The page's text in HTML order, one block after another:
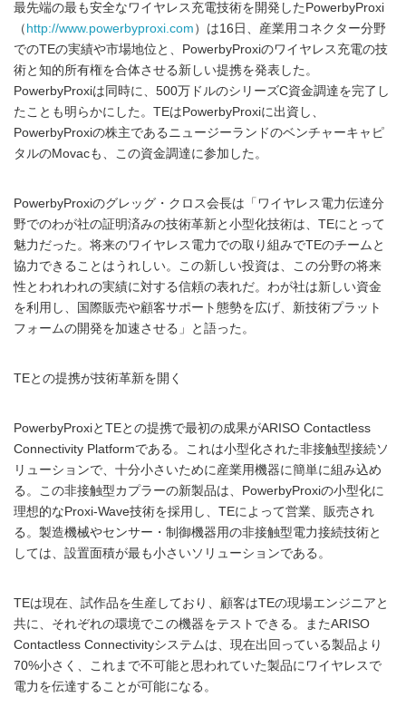
最先端の最も安全なワイヤレス充電技術を開発したPowerbyProxi
（ http://www.powerbyproxi.com ）は16日、産業用コネクター分野
でのTEの実績や市場地位と、PowerbyProxiのワイヤレス充電の技
術と知的所有権を合体させる新しい提携を発表した。
PowerbyProxiは同時に、500万ドルのシリーズC資金調達を完了し
たことも明らかにした。TEはPowerbyProxiに出資し、
PowerbyProxiの株主であるニュージーランドのベンチャーキャピ
タルのMovacも、この資金調達に参加した。
PowerbyProxiのグレッグ・クロス会長は「ワイヤレス電力伝達分
野でのわが社の証明済みの技術革新と小型化技術は、TEにとって
魅力だった。将来のワイヤレス電力での取り組みでTEのチームと
協力できることはうれしい。この新しい投資は、この分野の将来
性とわれわれの実績に対する信頼の表れだ。わが社は新しい資金
を利用し、国際販売や顧客サポート態勢を広げ、新技術プラット
フォームの開発を加速させる」と語った。
TEとの提携が技術革新を開く
PowerbyProxiとTEとの提携で最初の成果がARISO Contactless
Connectivity Platformである。これは小型化された非接触型接続ソ
リューションで、十分小さいために産業用機器に簡単に組み込め
る。この非接触型カプラーの新製品は、PowerbyProxiの小型化に
理想的なProxi-Wave技術を採用し、TEによって営業、販売され
る。製造機械やセンサー・制御機器用の非接触型電力接続技術と
しては、設置面積が最も小さいソリューションである。
TEは現在、試作品を生産しており、顧客はTEの現場エンジニアと
共に、それぞれの環境でこの機器をテストできる。またARISO
Contactless Connectivityシステムは、現在出回っている製品より
70%小さく、これまで不可能と思われていた製品にワイヤレスで
電力を伝達することが可能になる。